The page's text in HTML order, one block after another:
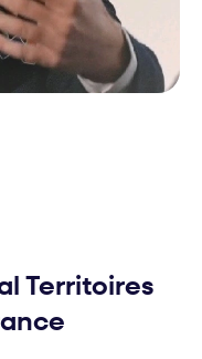
Territoires